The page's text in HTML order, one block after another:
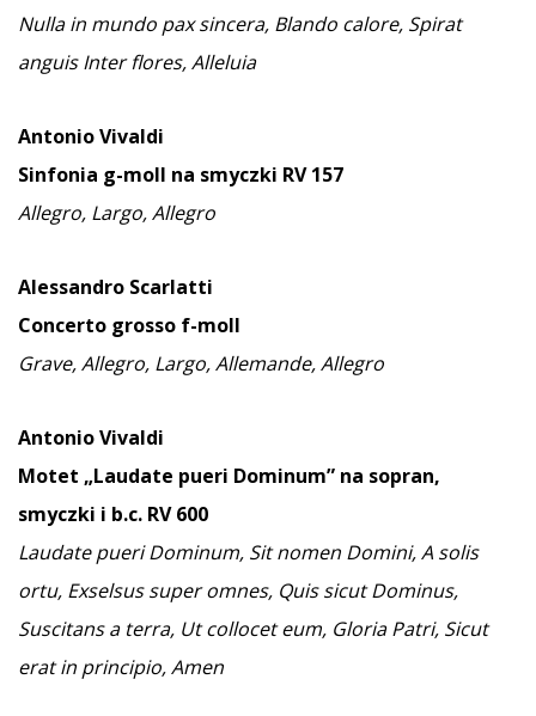
Nulla in mundo pax sincera, Blando calore, Spirat
anguis Inter flores, Alleluia
Antonio Vivaldi
Sinfonia g-moll na smyczki RV 157
Allegro, Largo, Allegro
Alessandro Scarlatti
Concerto grosso f-moll
Grave, Allegro, Largo, Allemande, Allegro
Antonio Vivaldi
Motet „Laudate pueri Dominum” na sopran,
smyczki i b.c. RV 600
Laudate pueri Dominum, Sit nomen Domini, A solis
ortu, Exselsus super omnes, Quis sicut Dominus,
Suscitans a terra, Ut collocet eum, Gloria Patri, Sicut
erat in principio, Amen